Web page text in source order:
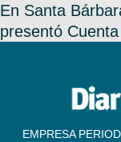
En Santa
presentó
EMPRESA